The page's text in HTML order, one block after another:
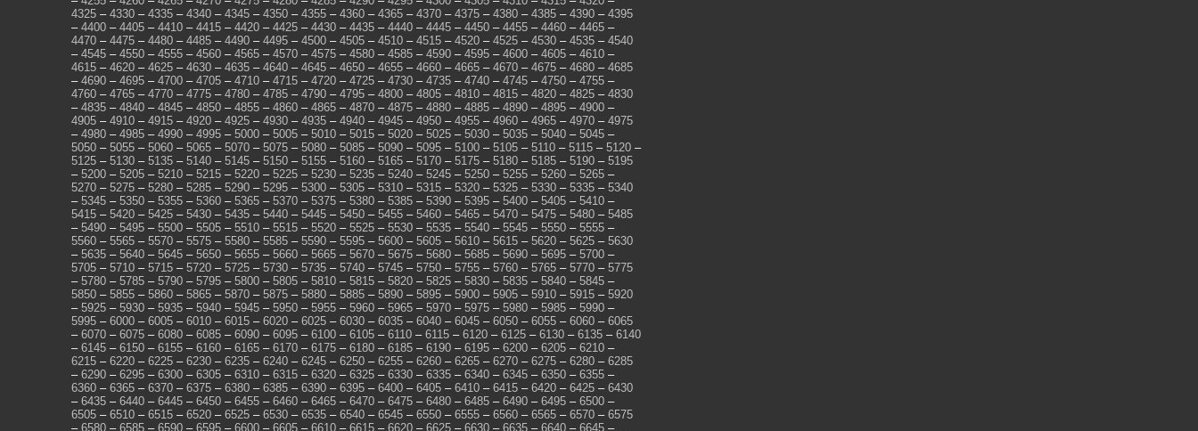
4325 – 4330 – 4335 – 4340 – 4345 – 4350 – 4355 – 4360 – 4365 – 4370 – 4375 – 4380 – 4385 – 4390 – 4395
– 4400 – 4405 – 4410 – 4415 – 4420 – 4425 – 4430 – 4435 – 4440 – 4445 – 4450 – 4455 – 4460 – 4465 –
4470 – 4475 – 4480 – 4485 – 4490 – 4495 – 4500 – 4505 – 4510 – 4515 – 4520 – 4525 – 4530 – 4535 – 4540
– 4545 – 4550 – 4555 – 4560 – 4565 – 4570 – 4575 – 4580 – 4585 – 4590 – 4595 – 4600 – 4605 – 4610 –
4615 – 4620 – 4625 – 4630 – 4635 – 4640 – 4645 – 4650 – 4655 – 4660 – 4665 – 4670 – 4675 – 4680 – 4685
– 4690 – 4695 – 4700 – 4705 – 4710 – 4715 – 4720 – 4725 – 4730 – 4735 – 4740 – 4745 – 4750 – 4755 –
4760 – 4765 – 4770 – 4775 – 4780 – 4785 – 4790 – 4795 – 4800 – 4805 – 4810 – 4815 – 4820 – 4825 – 4830
– 4835 – 4840 – 4845 – 4850 – 4855 – 4860 – 4865 – 4870 – 4875 – 4880 – 4885 – 4890 – 4895 – 4900 –
4905 – 4910 – 4915 – 4920 – 4925 – 4930 – 4935 – 4940 – 4945 – 4950 – 4955 – 4960 – 4965 – 4970 – 4975
– 4980 – 4985 – 4990 – 4995 – 5000 – 5005 – 5010 – 5015 – 5020 – 5025 – 5030 – 5035 – 5040 – 5045 –
5050 – 5055 – 5060 – 5065 – 5070 – 5075 – 5080 – 5085 – 5090 – 5095 – 5100 – 5105 – 5110 – 5115 – 5120 –
5125 – 5130 – 5135 – 5140 – 5145 – 5150 – 5155 – 5160 – 5165 – 5170 – 5175 – 5180 – 5185 – 5190 – 5195
– 5200 – 5205 – 5210 – 5215 – 5220 – 5225 – 5230 – 5235 – 5240 – 5245 – 5250 – 5255 – 5260 – 5265 –
5270 – 5275 – 5280 – 5285 – 5290 – 5295 – 5300 – 5305 – 5310 – 5315 – 5320 – 5325 – 5330 – 5335 – 5340
– 5345 – 5350 – 5355 – 5360 – 5365 – 5370 – 5375 – 5380 – 5385 – 5390 – 5395 – 5400 – 5405 – 5410 –
5415 – 5420 – 5425 – 5430 – 5435 – 5440 – 5445 – 5450 – 5455 – 5460 – 5465 – 5470 – 5475 – 5480 – 5485
– 5490 – 5495 – 5500 – 5505 – 5510 – 5515 – 5520 – 5525 – 5530 – 5535 – 5540 – 5545 – 5550 – 5555 –
5560 – 5565 – 5570 – 5575 – 5580 – 5585 – 5590 – 5595 – 5600 – 5605 – 5610 – 5615 – 5620 – 5625 – 5630
– 5635 – 5640 – 5645 – 5650 – 5655 – 5660 – 5665 – 5670 – 5675 – 5680 – 5685 – 5690 – 5695 – 5700 –
5705 – 5710 – 5715 – 5720 – 5725 – 5730 – 5735 – 5740 – 5745 – 5750 – 5755 – 5760 – 5765 – 5770 – 5775
– 5780 – 5785 – 5790 – 5795 – 5800 – 5805 – 5810 – 5815 – 5820 – 5825 – 5830 – 5835 – 5840 – 5845 –
5850 – 5855 – 5860 – 5865 – 5870 – 5875 – 5880 – 5885 – 5890 – 5895 – 5900 – 5905 – 5910 – 5915 – 5920
– 5925 – 5930 – 5935 – 5940 – 5945 – 5950 – 5955 – 5960 – 5965 – 5970 – 5975 – 5980 – 5985 – 5990 –
5995 – 6000 – 6005 – 6010 – 6015 – 6020 – 6025 – 6030 – 6035 – 6040 – 6045 – 6050 – 6055 – 6060 – 6065
– 6070 – 6075 – 6080 – 6085 – 6090 – 6095 – 6100 – 6105 – 6110 – 6115 – 6120 – 6125 – 6130 – 6135 – 6140
– 6145 – 6150 – 6155 – 6160 – 6165 – 6170 – 6175 – 6180 – 6185 – 6190 – 6195 – 6200 – 6205 – 6210 –
6215 – 6220 – 6225 – 6230 – 6235 – 6240 – 6245 – 6250 – 6255 – 6260 – 6265 – 6270 – 6275 – 6280 – 6285
– 6290 – 6295 – 6300 – 6305 – 6310 – 6315 – 6320 – 6325 – 6330 – 6335 – 6340 – 6345 – 6350 – 6355 –
6360 – 6365 – 6370 – 6375 – 6380 – 6385 – 6390 – 6395 – 6400 – 6405 – 6410 – 6415 – 6420 – 6425 – 6430
– 6435 – 6440 – 6445 – 6450 – 6455 – 6460 – 6465 – 6470 – 6475 – 6480 – 6485 – 6490 – 6495 – 6500 –
6505 – 6510 – 6515 – 6520 – 6525 – 6530 – 6535 – 6540 – 6545 – 6550 – 6555 – 6560 – 6565 – 6570 – 6575
– 6580 – 6585 – 6590 – 6595 – 6600 – 6605 – 6610 – 6615 – 6620 – 6625 – 6630 – 6635 – 6640 – 6645 –